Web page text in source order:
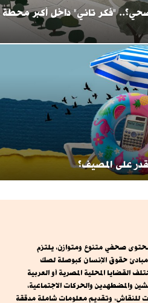
"فكر تاني" داخل أكبر محطة
على المصيف؟
صحفي متنوع ومتوازن، يلتزم
مبادئ حقوق الإنسان كبوصلة لصك
المحلية المصرية أو العربية
والمضطهدين والحركات الاجتماعية،
للنقاش، وتقديم معلومات شاملة مدققة